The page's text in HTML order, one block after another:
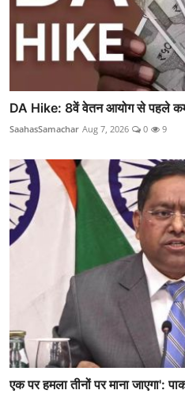
DA Hike: 8वें वेतन आयोग से पहले
SaahasSamachar Aug 7, 2026 0 9
एक पर हमला तीनों पर माना जाएगा':